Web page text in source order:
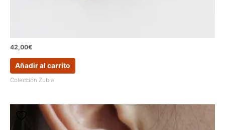
42,00€
Añadir al carrito
Colección Zubia